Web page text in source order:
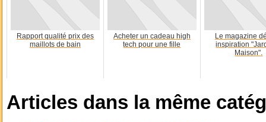
Rapport qualité prix des
maillots de bain
Acheter un cadeau high
tech pour une fille
Le magazine
inspiration
Maison".
Articles dans la même